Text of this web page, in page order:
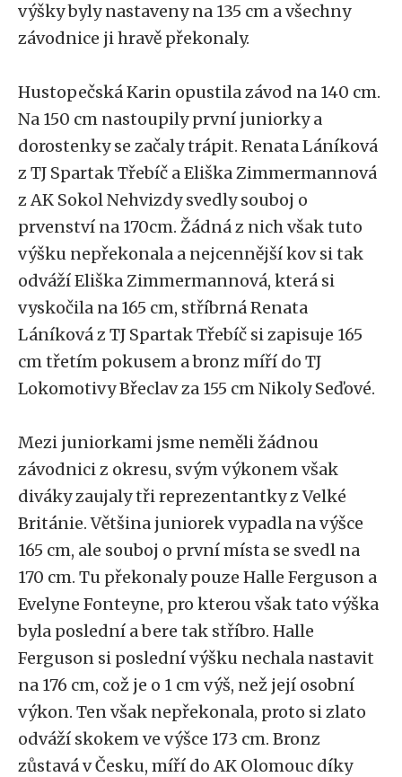
výšky byly nastaveny na 135 cm a všechny
závodnice ji hravě překonaly.
Hustopečská Karin opustila závod na 140 cm.
Na 150 cm nastoupily první juniorky a
dorostenky se začaly trápit. Renata Láníková
z TJ Spartak Třebíč a Eliška Zimmermannová
z AK Sokol Nehvizdy svedly souboj o
prvenství na 170cm. Žádná z nich však tuto
výšku nepřekonala a nejcennější kov si tak
odváží Eliška Zimmermannová, která si
vyskočila na 165 cm, stříbrná Renata
Láníková z TJ Spartak Třebíč si zapisuje 165
cm třetím pokusem a bronz míří do TJ
Lokomotivy Břeclav za 155 cm Nikoly Seďové.
Mezi juniorkami jsme neměli žádnou
závodnici z okresu, svým výkonem však
diváky zaujaly tři reprezentantky z Velké
Británie. Většina juniorek vypadla na výšce
165 cm, ale souboj o první místa se svedl na
170 cm. Tu překonaly pouze Halle Ferguson a
Evelyne Fonteyne, pro kterou však tato výška
byla poslední a bere tak stříbro. Halle
Ferguson si poslední výšku nechala nastavit
na 176 cm, což je o 1 cm výš, než její osobní
výkon. Ten však nepřekonala, proto si zlato
odváží skokem ve výšce 173 cm. Bronz
zůstavá v Česku, míří do AK Olomouc díky